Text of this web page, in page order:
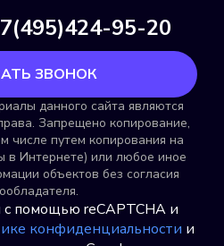
95-20
ЗВОНОК
данного сайта являются
Запрещено копирование,
числе путем копирования на
в Интернете) или любое иное
объектов без согласия
помощью reCAPTCHA и
конфиденциальности и